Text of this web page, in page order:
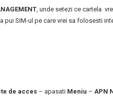
, unde setezi ce cartela
pui SIM-ul pe care vrei sa folosesti
de acces – apasati Meniu – APN